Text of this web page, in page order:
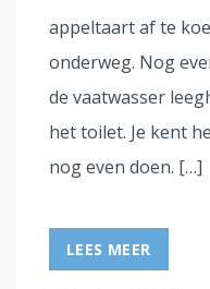
appeltaart af te
onderweg. Nog
de vaatwasser
het toilet. Je kent
nog even doen. […]
LEES MEER